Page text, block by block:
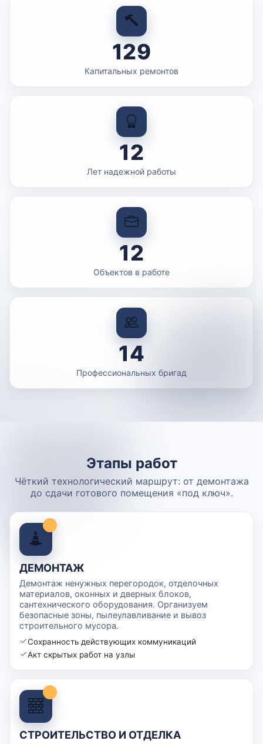
129
Капитальных ремонтов
12
Лет надежной работы
12
Объектов в работе
14
Профессиональных бригад
Этапы работ
Чёткий технологический маршрут: от демонтажа
до сдачи готового помещения «под ключ».
ДЕМОНТАЖ
Демонтаж ненужных перегородок, отделочных
материалов, оконных и дверных блоков,
сантехнического оборудования. Организуем
безопасные зоны, пылеулавливание и вывоз
строительного мусора.
Сохранность действующих коммуникаций
Акт скрытых работ на узлы
СТРОИТЕЛЬСТВО И ОТДЕЛКА